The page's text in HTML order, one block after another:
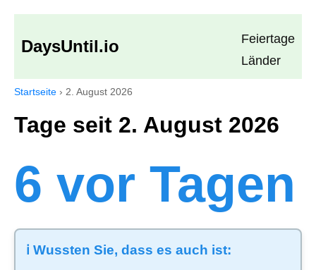
DaysUntil.io
Feiertage
Länder
Startseite › 2. August 2026
Tage seit 2. August 2026
6 vor Tagen
ℹ️ Wussten Sie, dass es auch ist: